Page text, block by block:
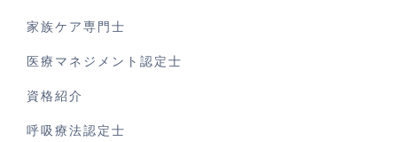
家族ケア専門士
医療マネジメント認定士
資格紹介
呼吸療法認定士